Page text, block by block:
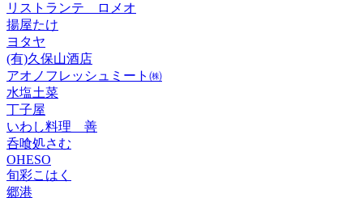
リストランテ ロメオ
揚屋たけ
ヨタヤ
(有)久保山酒店
アオノフレッシュミート㈱
水塩土菜
丁子屋
いわし料理 善
呑喰処さむ
OHESO
旬彩こはく
郷港